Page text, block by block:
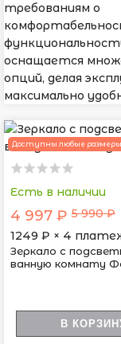
требованиям о
оснащается
опций, делая
максимально
Доступны любые размеры
Есть в наличии
4 997 ₽ 5 990 ₽
1249 ₽ × 4
Зеркало с
ванную комнату
В